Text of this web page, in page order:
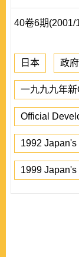
40卷6期(2001/
日本 政
一九九九年
Official
1992
1999